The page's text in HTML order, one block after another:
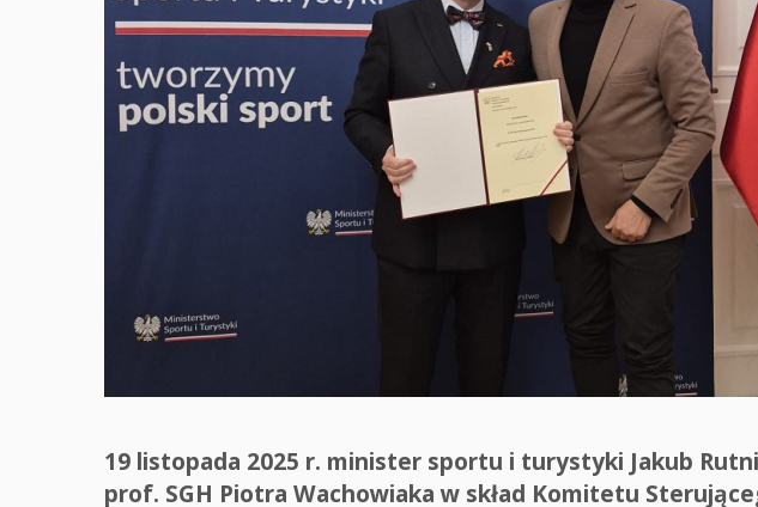
19 listopada 2025 r. minister sportu i turystyki Jakub
prof. SGH Piotra Wachowiaka w skład Komitetu